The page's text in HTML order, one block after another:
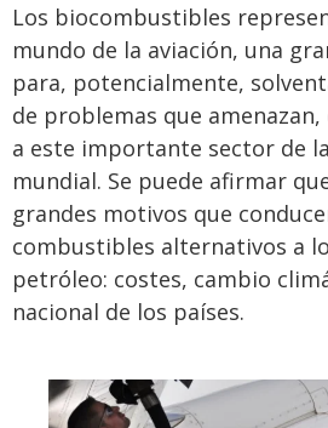
Los biocombustibles
mundo de la aviación, una
para, potencialmente,
de problemas que
a este importante sector de
mundial. Se puede afirmar
grandes motivos que
combustibles alternativos a
petróleo: costes, cambio
nacional de los países.